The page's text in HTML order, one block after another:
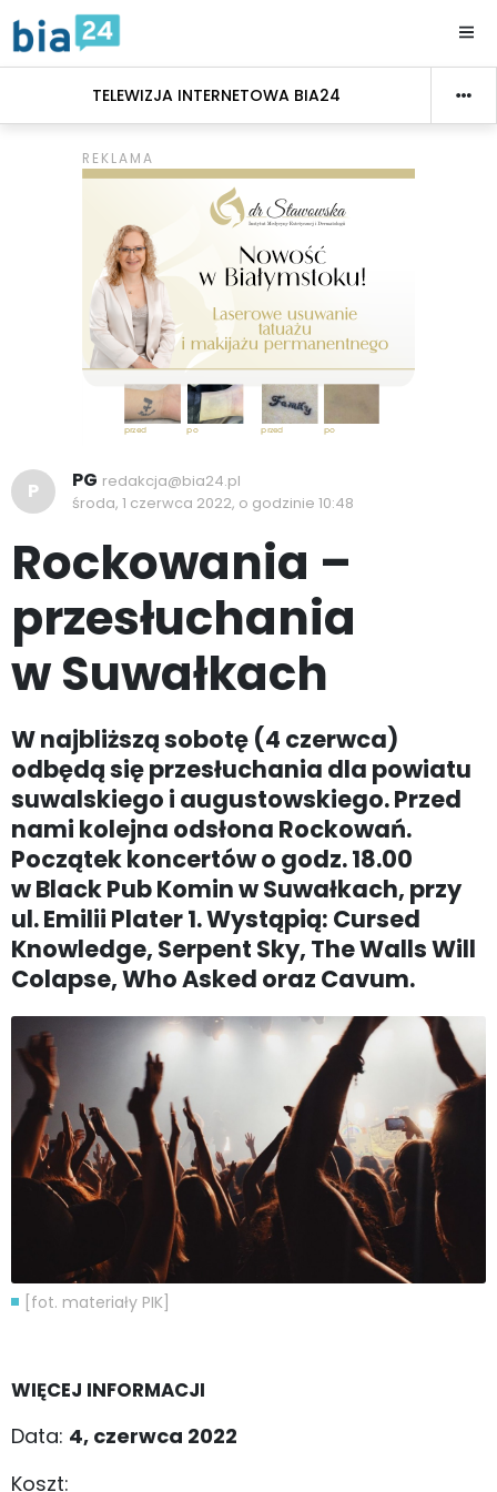
TELEWIZJA INTERNETOWA BIA24
P PG redakcja@bia24.pl
środa, 1 czerwca 2022, o godzinie 10:48
Rockowania –
przesłuchania
w Suwałkach
W najbliższą sobotę (4 czerwca)
odbędą się przesłuchania dla powiatu
suwalskiego i augustowskiego. Przed
nami kolejna odsłona Rockowań.
Początek koncertów o godz. 18.00
w Black Pub Komin w Suwałkach, przy
ul. Emilii Plater 1. Wystąpią: Cursed
Knowledge, Serpent Sky, The Walls Will
Colapse, Who Asked oraz Cavum.
[fot. materiały PIK]
WIĘCEJ INFORMACJI
Data: 4, czerwca 2022
Koszt: